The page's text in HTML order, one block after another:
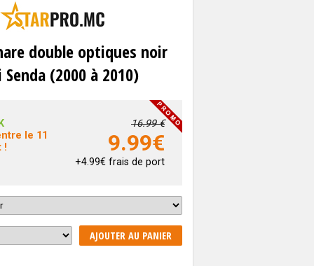
double optiques noir
(2000 à 2010)
le 11
!
16.99 €
9.99€
+4.99€ frais de port
AJOUTER AU PANIER